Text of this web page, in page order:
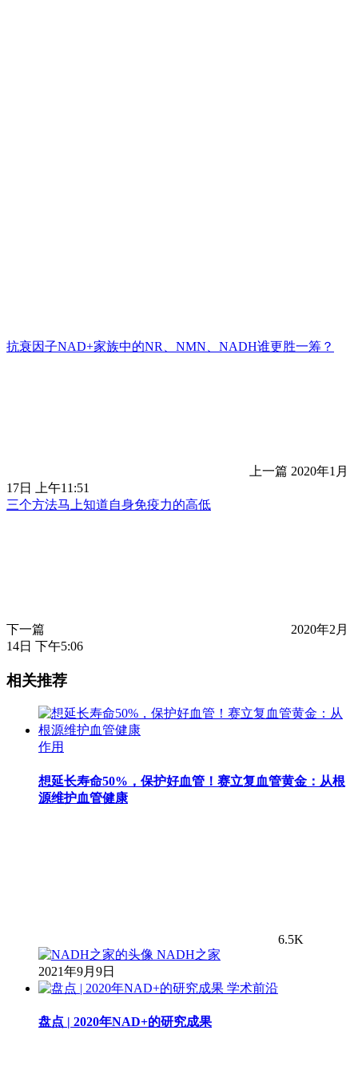
抗衰因子NAD+家族中的NR、NMN、NADH谁更胜一筹？
上一篇 2020年1月
17日 上午11:51
三个方法马上知道自身免疫力的高低
下一篇
2020年2月
14日 下午5:06
相关推荐
作用
想延长寿命50%，保护好血管！赛立复血管黄金：从根
源维护血管健康
6.5K
NADH之家
2021年9月9日
学术前沿
盘点 | 2020年NAD+的研究成果